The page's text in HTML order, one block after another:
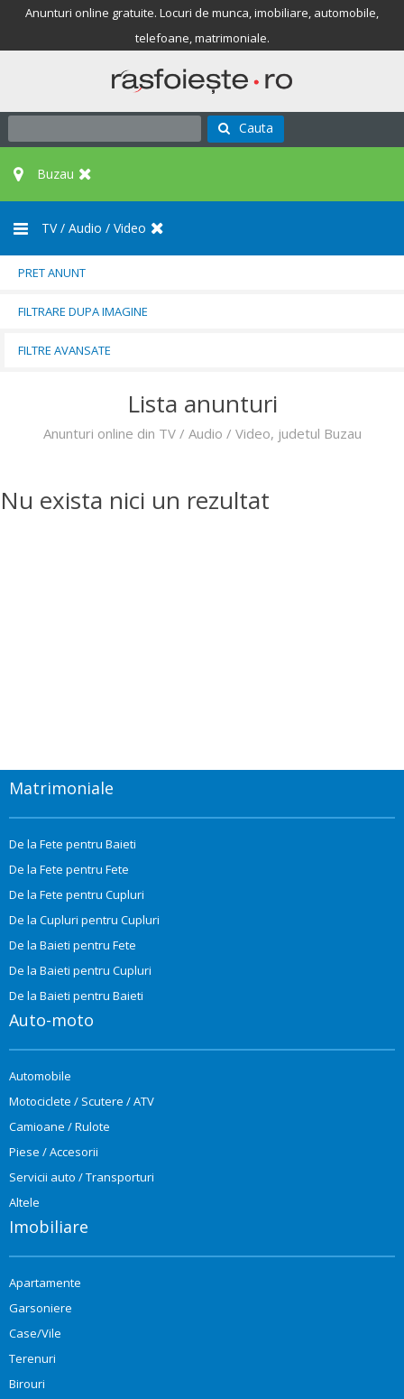
Anunturi online gratuite. Locuri de munca, imobiliare, automobile,
telefoane, matrimoniale.
Cauta
Buzau
TV / Audio / Video
PRET ANUNT
FILTRARE DUPA IMAGINE
FILTRE AVANSATE
Lista anunturi
Anunturi online din TV / Audio / Video, judetul Buzau
Nu exista nici un rezultat
Matrimoniale
De la Fete pentru Baieti
De la Fete pentru Fete
De la Fete pentru Cupluri
De la Cupluri pentru Cupluri
De la Baieti pentru Fete
De la Baieti pentru Cupluri
De la Baieti pentru Baieti
Auto-moto
Automobile
Motociclete / Scutere / ATV
Camioane / Rulote
Piese / Accesorii
Servicii auto / Transporturi
Altele
Imobiliare
Apartamente
Garsoniere
Case/Vile
Terenuri
Birouri